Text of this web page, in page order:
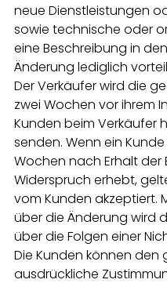
neue Dienstleistungen
sowie technische oder
eine Beschreibung in
Änderung lediglich
Der Verkäufer wird die
zwei Wochen vor ihrem
Kunden beim Verkäufer
senden. Wenn ein
Wochen nach Erhalt der
Widerspruch erhebt,
vom Kunden akzeptiert.
über die Änderung wird
über die Folgen einer
Die Kunden können
ausdrückliche